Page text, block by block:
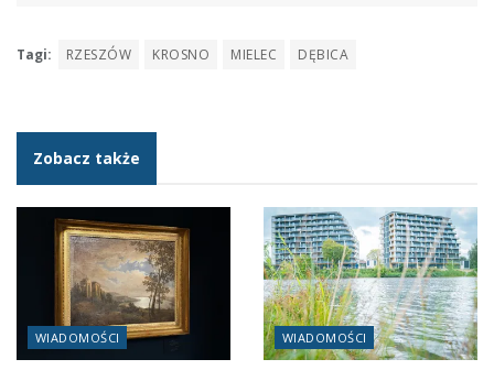
Tagi: RZESZÓW KROSNO MIELEC DĘBICA
Zobacz także
WIADOMOŚCI WIADOMOŚCI